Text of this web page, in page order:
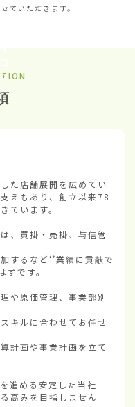
ていただきます。
た店舗展開を広めてい
えもあり、創立以来78
ています。
、買掛・売掛、与信管
するなど‘’業績に貢献で
ずです。
や原価管理、事業部別
キルに合わせてお任せ
計画や事業計画を立て
進める安定した当社
高みを目指しません